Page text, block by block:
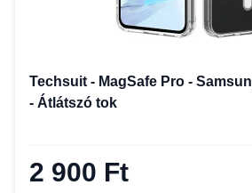
Techsuit - MagSafe Pro -
- Átlátszó tok
2 900 Ft